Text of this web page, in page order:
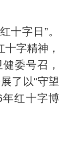
十字日”。
十字精神，
委号召，
了以“守望
年红十字博